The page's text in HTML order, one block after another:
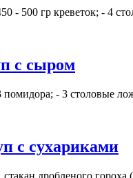
гр креветок; - 4
с сыром
- 3 столовые
с сухариками
дробленого гороха